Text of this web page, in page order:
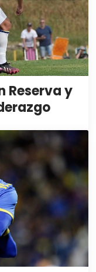
Reserva y